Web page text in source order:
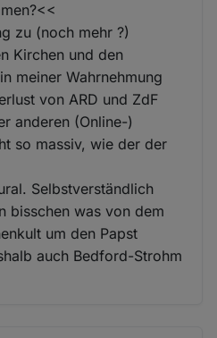
zu (noch mehr ?)
Kirchen und den
meiner Wahrnehmung
von ARD und ZdF
anderen (Online-)
so massiv, wie der der
Selbstverständlich
bisschen was von dem
um den Papst
auch Bedford-Strohm